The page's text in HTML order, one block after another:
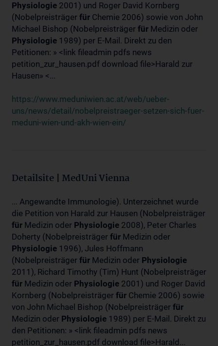
Physiologie 2001) und Roger David Kornberg
(Nobelpreisträger für Chemie 2006) sowie von John
Michael Bishop (Nobelpreisträger für Medizin oder
Physiologie 1989) per E-Mail. Direkt zu den
Petitionen: » <link fileadmin pdfs news
petition_zur_hausen.pdf download file>Harald zur
Hausen» <...
https://www.meduniwien.ac.at/web/ueber-
uns/news/detail/nobelpreistraeger-setzen-sich-fuer-
meduni-wien-und-akh-wien-ein/
Detailsite | MedUni Vienna
... Angewandte Immunologie). Unterzeichnet wurde
die Petition von Harald zur Hausen (Nobelpreisträger
für Medizin oder Physiologie 2008), Peter Charles
Doherty (Nobelpreisträger für Medizin oder
Physiologie 1996), Jules Hoffmann
(Nobelpreisträger für Medizin oder Physiologie
2011), Richard Timothy (Tim) Hunt (Nobelpreisträger
für Medizin oder Physiologie 2001) und Roger David
Kornberg (Nobelpreisträger für Chemie 2006) sowie
von John Michael Bishop (Nobelpreisträger für
Medizin oder Physiologie 1989) per E-Mail. Direkt zu
den Petitionen: » <link fileadmin pdfs news
petition_zur_hausen.pdf download file>Harald...